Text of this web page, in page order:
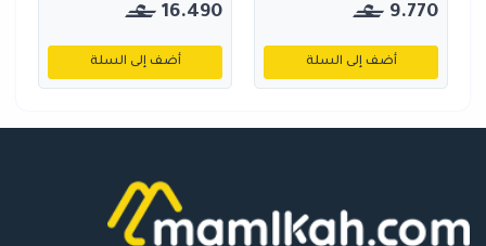
9.770
أضف إلى السلة
16.490
أضف إلى السلة